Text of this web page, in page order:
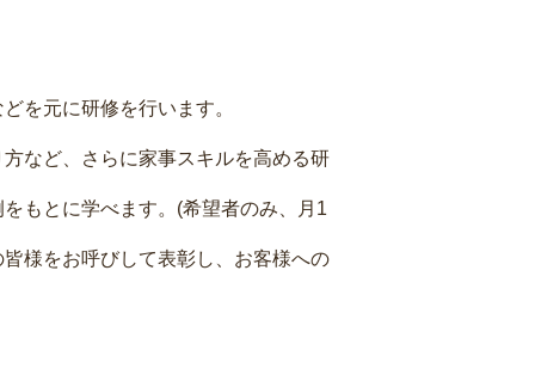
を元に研修を行います。
など、さらに家事スキルを高める研
もとに学べます。(希望者のみ、月1
様をお呼びして表彰し、お客様への